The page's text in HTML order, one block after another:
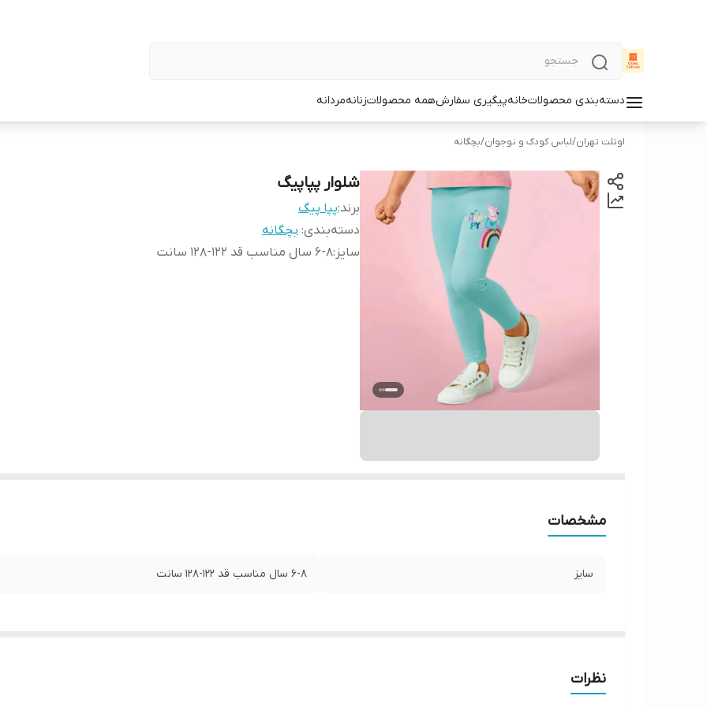
دسته‌بندی محصولاتخانهپیگیری سفارشهمه محصولاتزنانهمردانه
اوتلت تهران/لباس کودک و نوجوان/بچگانه
شلوار پپاپیگ
برند:پپا پیگ
دسته‌بندی: بچگانه
سایز :۶-۸ سال مناسب قد ۱۲۲-۱۲۸ سانت
مشخصات
سایز ۶-۸ سال مناسب قد ۱۲۲-۱۲۸ سانت
نظرات